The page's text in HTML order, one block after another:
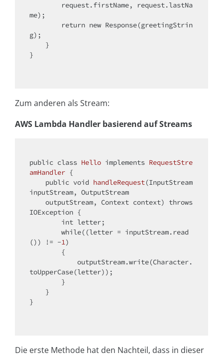
me);
return new Response(greetingStrin
g);
}
Zum anderen als Stream:
AWS Lambda Handler basierend auf Streams
public class Hello implements RequestStre
amHandler {
public void handleRequest(InputStream
inputStream, OutputStream
    outputStream, Context context)
throws
IOException {
int letter;
while((letter = inputStream.read
()) != -1)
toUpperCase(letter));
}
Die erste Methode hat den Nachteil, dass in dieser